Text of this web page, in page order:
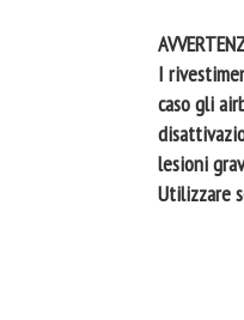
I
caso gli
lesioni
Utilizzare